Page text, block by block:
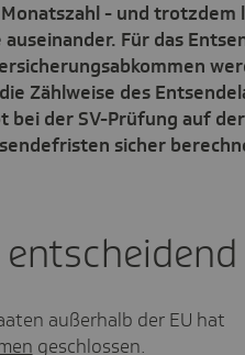
- und trotzdem
auseinander. Für das
Zählweise des
bei der SV-Prüfung auf
sicher
außerhalb der EU hat
geschlossen.